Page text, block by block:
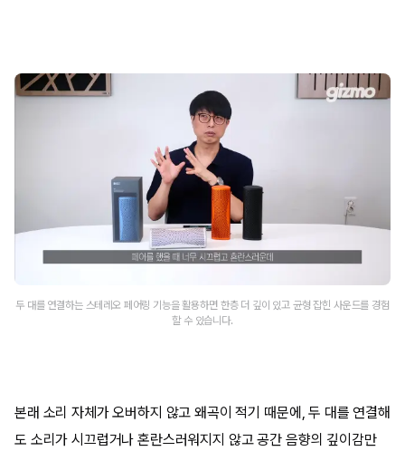
두 대를 연결하는 스테레오 페어링 기능을 활용하면 한층 더 깊이 있고 균형 잡힌 사운드를 경험
할 수 있습니다.
본래 소리 자체가 오버하지 않고 왜곡이 적기 때문에, 두 대를 연결해
도 소리가 시끄럽거나 혼란스러워지지 않고 공간 음향의 깊이감만